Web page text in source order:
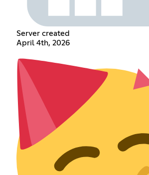
Server created
April 4th, 2026